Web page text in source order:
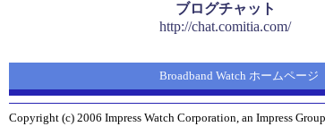
ブログチャット
http://chat.comitia.com/
Broadband Watch ホームページ
Copyright (c) 2006 Impress Watch Corporation, an Impress